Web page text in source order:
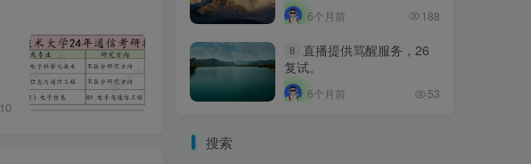
10
6个月前 188
8
直播提供骂醒服务，26
复试。
6个月前 53
搜索